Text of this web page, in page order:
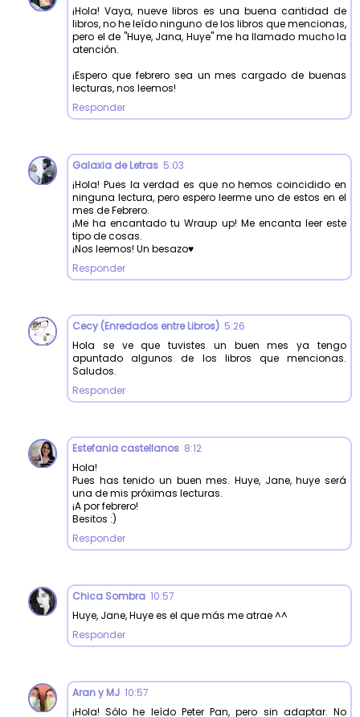
¡Hola! Vaya, nueve libros es una buena cantidad de
libros, no he leído ninguno de los libros que mencionas,
pero el de "Huye, Jana, Huye" me ha llamado mucho la
atención.
¡Espero que febrero sea un mes cargado de buenas
lecturas, nos leemos!
Responder
Galaxia de Letras 5:03
¡Hola! Pues la verdad es que no hemos coincidido en
ninguna lectura, pero espero leerme uno de estos en el
mes de Febrero.
¡Me ha encantado tu Wraup up! Me encanta leer este
tipo de cosas.
¡Nos leemos! Un besazo♥
Responder
Cecy (Enredados entre Libros) 5:26
Hola se ve que tuvistes un buen mes ya tengo
apuntado algunos de los libros que mencionas.
Saludos.
Responder
Estefania castellanos 8:12
Hola!
Pues has tenido un buen mes. Huye, Jane, huye será
una de mis próximas lecturas.
¡A por febrero!
Besitos :)
Responder
Chica Sombra 10:57
Huye, Jane, Huye es el que más me atrae ^^
Responder
Aran y MJ 10:57
¡Hola! Sólo he leído Peter Pan, pero sin adaptar. No